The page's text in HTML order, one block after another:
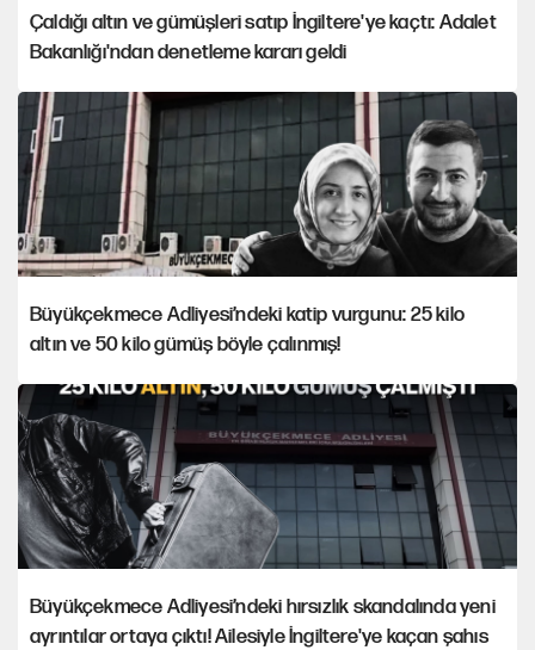
Çaldığı altın ve gümüşleri satıp İngiltere'ye kaçtı: Adalet
Bakanlığı'ndan denetleme kararı geldi
Büyükçekmece Adliyesi’ndeki katip vurgunu: 25 kilo
altın ve 50 kilo gümüş böyle çalınmış!
Büyükçekmece Adliyesi’ndeki hırsızlık skandalında yeni
ayrıntılar ortaya çıktı! Ailesiyle İngiltere'ye kaçan şahıs